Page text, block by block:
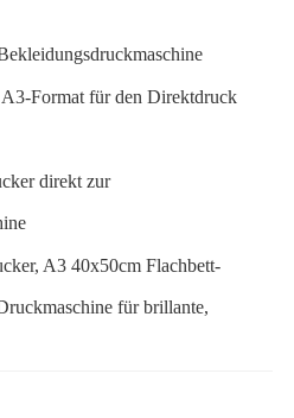
Format für den Direktdruck
direkt zur
A3 40x50cm Flachbett-
für brillante,